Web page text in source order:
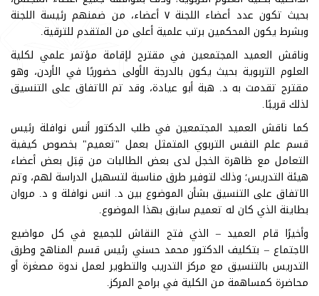
بحيث تكون عدد أعضاء اللجنة ٧ أعضاء، من ضمنهم رئيسة اللجنة
وبشرط يكون المحكمين برتب علمية أعلى من المتقدم للترقية.
وناقش العميد المجتمعين في مقترح لإقامة مؤتمر علمي لكلية
العلوم التربوية بحيث يكون بالدرجة الأولى حضوريًا في الأردن، وهو
مقترح تقدمت به د. هبة أبو عيادة، وقد تم الاتفاق على التنسيق
لذلك قريبًا.
كما ناقش العميد المجتمعين في طلب الدكتور أنس نوافلة رئيس
قسم علم النفس التربوي المتمثل بعمل "تعميم" بخصوص كيفية
التعامل مع ظاهرة الخجل لدى بعض الطالبات من قِبَل بعض أعضاء
هيئة التدريس؛ وذلك لتوفير طرق مناسبة لتسهيل الدراسة لهم، وتم
الاتفاق على التنسيق بشأن الموضوع بين د. انس نوافلة و د. مروان
بطاينة الذي كان له تعميم سابق بهذا الموضوع.
وأخيرًا قام العميد – الذي فتح النقاش للجميع في كل مواضيع
الاجتماع – بتكليف الدكتور محمد حسني رئيس قسم المناهج وطرق
التدريس بالتنسيق مع مركز التدريب والتطوير لعمل ندوة مصغرة أو
محاضرة كمساهمة من الكلية في برامج المركز.